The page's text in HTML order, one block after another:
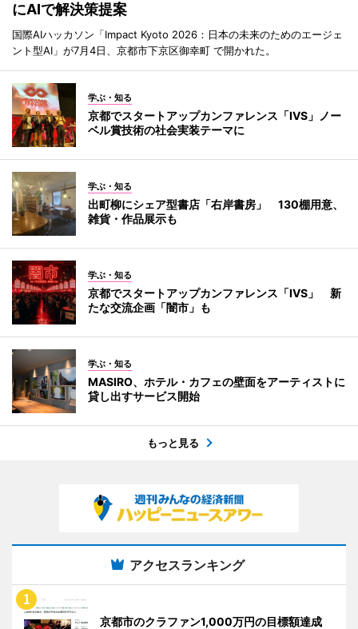
にAIで解決策提案
国際AIハッカソン「Impact Kyoto 2026：日本の未来のためのエージェ
ント型AI」が7月4日、京都市下京区御幸町 で開かれた。
学ぶ・知る
京都でスタートアップカンファレンス「IVS」ノー
ベル賞技術の社会実装テーマに
学ぶ・知る
出町柳にシェア型書店「右岸書房」 130棚用意、
雑貨・作品展示も
学ぶ・知る
京都でスタートアップカンファレンス「IVS」 新
たな交流企画「闇市」も
学ぶ・知る
MASIRO、ホテル・カフェの壁面をアーティストに
貸し出すサービス開始
もっと見る
アクセスランキング
京都市のクラファン1,000万円の目標額達成